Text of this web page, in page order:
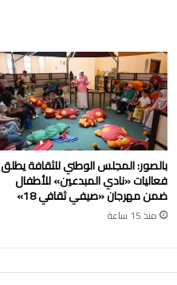
بالصور: المجلس الوطني للثقافة يطلق
فعاليات «نادي المبدعين» للأطفال
ضمن مهرجان «صيفي ثقافي 18»
منذ 15 ساعة